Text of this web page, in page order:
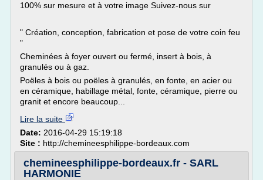
100% sur mesure et à votre image Suivez-nous sur
" Création, conception, fabrication et pose de votre coin feu
"
Cheminées à foyer ouvert ou fermé, insert à bois, à
granulés ou à gaz.
Poëles à bois ou poëles à granulés, en fonte, en acier ou
en céramique, habillage métal, fonte, céramique, pierre ou
granit et encore beaucoup...
Lire la suite
Date: 2016-04-29 15:19:18
Site : http://chemineesphilippe-bordeaux.com
chemineesphilippe-bordeaux.fr - SARL
HARMONIE